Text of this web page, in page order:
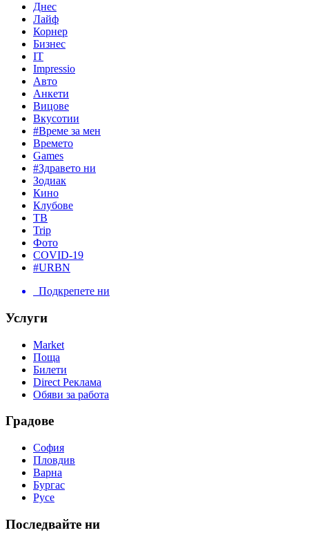
Днес
Лайф
Корнер
Бизнес
IT
Impressio
Авто
Анкети
Вицове
Вкусотии
#Време за мен
Времето
Games
#Здравето ни
Зодиак
Кино
Клубове
ТВ
Trip
Фото
COVID-19
#URBN
Подкрепете ни
Услуги
Market
Поща
Билети
Direct Реклама
Обяви за работа
Градове
София
Пловдив
Варна
Бургас
Русе
Последвайте ни